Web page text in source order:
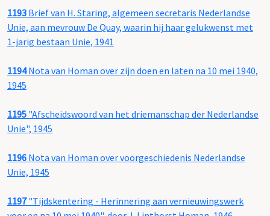
1193 Brief van H. Staring, algemeen secretaris Nederlandse
Unie, aan mevrouw De Quay, waarin hij haar gelukwenst met
1-jarig bestaan Unie, 1941
1194Nota van Homan over zijn doen en laten na 10 mei 1940,
1945
1195 "Afscheidswoord van het driemanschap der Nederlandse
Unie", 1945
1196 Nota van Homan over voorgeschiedenis Nederlandse
Unie, 1945
1197"Tijdskentering - Herinnering aan vernieuwingswerk